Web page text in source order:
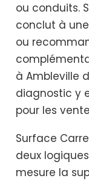
ou conduits.
conclut à
ou
à Ambleville
diagnostic y
pour les
Surface
deux
mesure la